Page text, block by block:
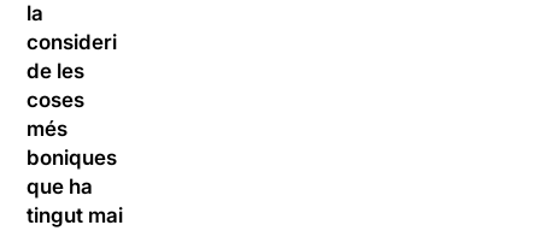
la
consideri
de les
coses
més
boniques
que ha
tingut mai